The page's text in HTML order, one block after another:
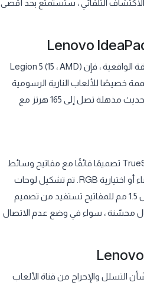
التلقائي ، ستستمتع بحد أقصى
سواء كنت تحب معدلات التحديث السريعة وأوقات الاستجابة على شاشة الألعاب أو المرئيات فائقة الواقعية ، فإن Legion 5 (15 ، AMD)
عالية الدقة بالكامل ، مصممة خصيصًا للألعاب النارية الرسومية
التي تصل إلى Dolby Vision ™ ودقة ألوان sRGB بنسبة 100٪. أو عزز ميزتك التنافسية بسرعات تحديث مذهلة تصل إلى 165 هرتز مع
اللمس. متجاوب. دقيق. يتميز Legion 5 (15 ، AMD) بلوحة مفاتيح Legion TrueStrike. توفر TrueStrike تصميمًا فائقًا مع مفاتيح وسائط
مخصصة ولوحة أرقام ومفاتيح أسهم أكبر ولوحة تتبع من قطعة واحدة مضاءة بإضاءة خلفية بيضاء أو اختيارية RGB. تم تشكيل لوحات
المفاتيح الحصرية هذه من سنوات الخبرة في الألعاب ، وتتميز بمفاتيح هبوط ناعمة مع حركة انتقال 1.5 مم للمفاتيح تستفيد من تصميم
محسّنة ، سواء في وضع عدم الاتصال
التسلل والإحراج من قناة الألعاب